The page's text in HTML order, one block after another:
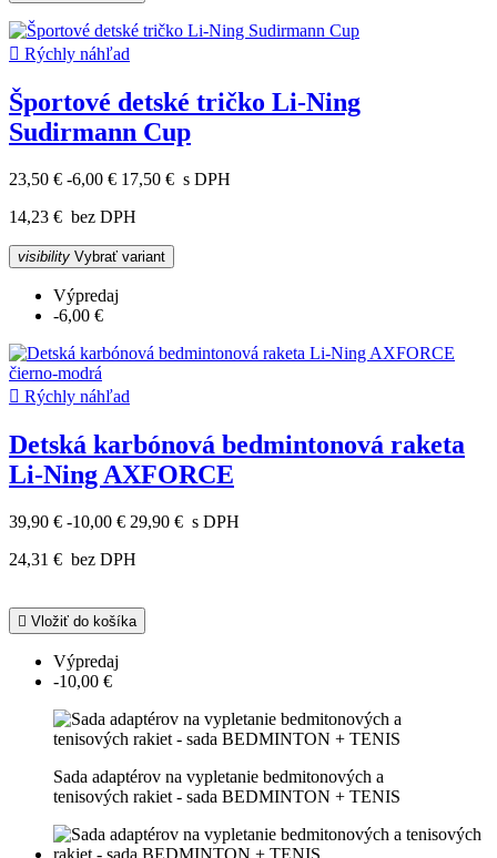
 Rýchly náhľad
Športové detské tričko Li-Ning
Sudirmann Cup
23,50 € -6,00 € 17,50 € s DPH
14,23 € bez DPH
visibility Vybrať variant
Výpredaj
-6,00 €
 Rýchly náhľad
Detská karbónová bedmintonová raketa
Li-Ning AXFORCE
39,90 € -10,00 € 29,90 € s DPH
24,31 € bez DPH
 Vložiť do košíka
Výpredaj
-10,00 €
Sada adaptérov na vypletanie bedmitonových a
tenisových rakiet - sada BEDMINTON + TENIS